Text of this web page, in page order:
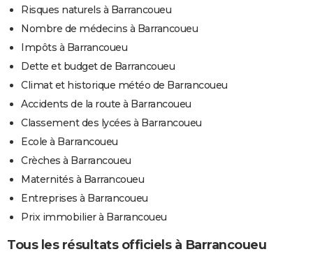
Risques naturels à Barrancoueu
Nombre de médecins à Barrancoueu
Impôts à Barrancoueu
Dette et budget de Barrancoueu
Climat et historique météo de Barrancoueu
Accidents de la route à Barrancoueu
Classement des lycées à Barrancoueu
Ecole à Barrancoueu
Crèches à Barrancoueu
Maternités à Barrancoueu
Entreprises à Barrancoueu
Prix immobilier à Barrancoueu
Tous les résultats officiels à Barrancoueu